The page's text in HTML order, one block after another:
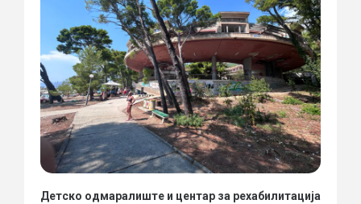
Детско одмаралиште и центар за рехабилитација